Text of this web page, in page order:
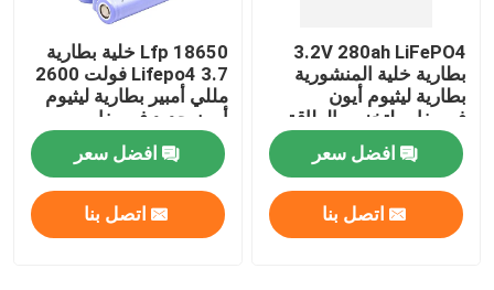
3.2V 280ah LiFePO4
بطارية خلية المنشورية
بطارية ليثيوم أيون
فوسفات لتخزين الطاقة
الشمسية
افضل سعر
اتصل بنا
Lfp 18650 خلية بطارية
Lifepo4 3.7 فولت 2600
مللي أمبير بطارية ليثيوم
أيون حديد فوسفات
أسطوانية
افضل سعر
اتصل بنا